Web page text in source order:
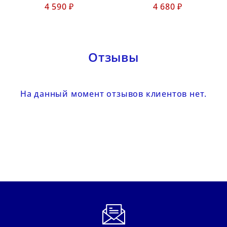
4 590 ₽ 4 680 ₽
Отзывы
На данный момент отзывов клиентов нет.